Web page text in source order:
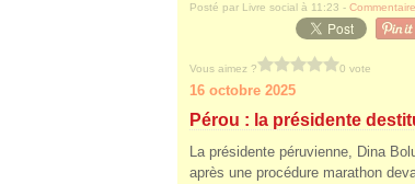
Posté par Livre social à 11:23 -
Vous aimez ? 0 vote
16 octobre 2025
Pérou : la présidente
La présidente péruvienne, Dina
après une procédure marathon